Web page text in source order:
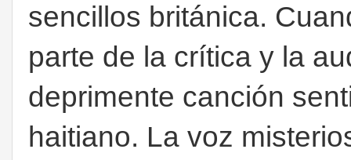
sencillos británica.
parte de la crítica y la
deprimente canción
haitiano. La voz